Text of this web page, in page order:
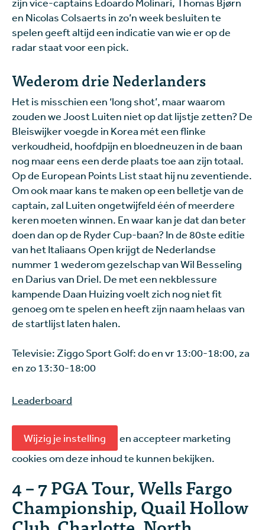
en Nicolas Colsaerts in zo’n week besluiten te
spelen geeft altijd een indicatie van wie er op de
radar staat voor een pick.
Wederom drie Nederlanders
Het is misschien een ‘long shot’, maar waarom
zouden we Joost Luiten niet op dat lijstje zetten? De
Bleiswijker voegde in Korea mét een flinke
verkoudheid, hoofdpijn en bloedneuzen in de baan
nog maar eens een derde plaats toe aan zijn totaal.
Op de European Points List staat hij nu zeventiende.
Om ook maar kans te maken op een belletje van de
captain, zal Luiten ongetwijfeld één of meerdere
keren moeten winnen. En waar kan je dat dan beter
doen dan op de Ryder Cup-baan? In de 80ste editie
van het Italiaans Open krijgt de Nederlandse
nummer 1 wederom gezelschap van Wil Besseling
en Darius van Driel. De met een nekblessure
kampende Daan Huizing voelt zich nog niet fit
genoeg om te spelen en heeft zijn naam helaas van
de startlijst laten halen.
Televisie: Ziggo Sport Golf: do en vr 13:00-18:00, za
en zo 13:30-18:00
Leaderboard
Wijzig je instelling
en accepteer marketing
cookies om deze inhoud te kunnen bekijken.
4 – 7 PGA Tour, Wells Fargo
Championship, Quail Hollow